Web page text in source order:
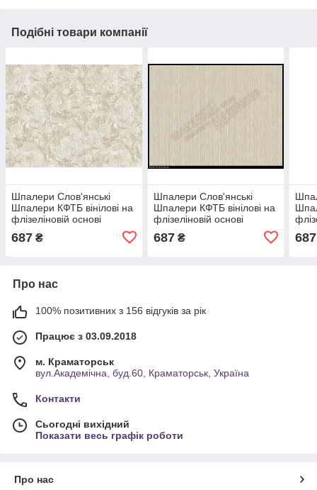
Подібні товари компанії
Шпалери Слов'янські
Шпалери КФТБ вінілові на
флізеліновій основі
10м*1,06 9В109 Нурата 2
3692-02
687 ₴
Шпалери Слов'янські
Шпалери КФТБ вінілові на
флізеліновій основі
Сантолина 2 3618-02
687₴ 687
Про нас
100% позитивних з 156 відгуків за рік
Працює з 03.09.2018
м. Краматорськ
вул.Академічна, буд.60, Краматорськ, Україна
Контакти
Сьогодні вихідний
Показати весь графік роботи
Про нас